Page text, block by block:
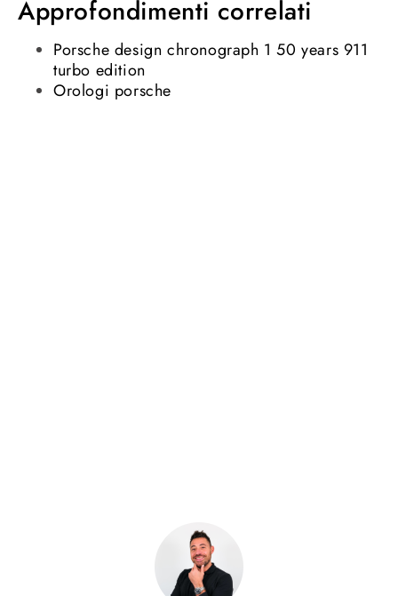
Approfondimenti correlati
Porsche design chronograph 1 50 years 911
turbo edition
Orologi porsche